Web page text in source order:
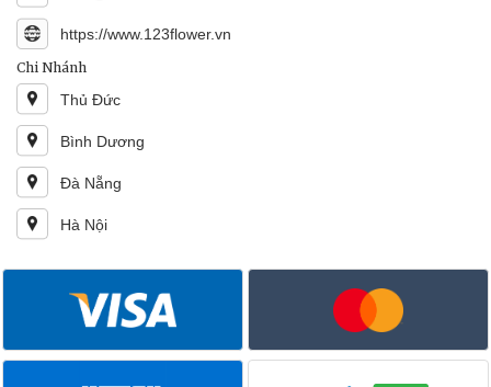
https://www.123flower.vn
Chi Nhánh
Thủ Đức
Bình Dương
Đà Nẵng
Hà Nội